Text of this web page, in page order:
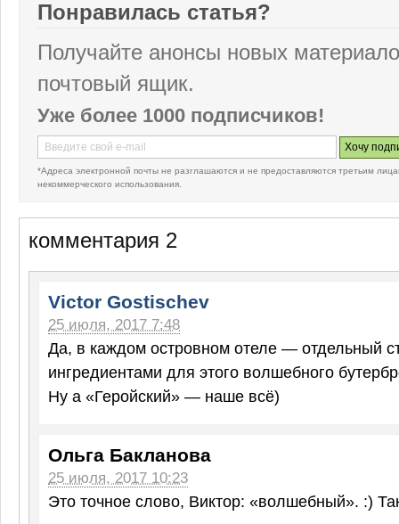
Понравилась статья?
Получайте анонсы новых
почтовый ящик.
Уже более 1000 подписчиков!
*Адреса электронной почты не разглашаются и не предоставляются третьим
некоммерческого использования.
комментария 2
Victor Gostischev
25 июля, 2017 7:48
Да, в каждом островном отеле — отдельный
ингредиентами для этого волшебного
Ну а «Геройский» — наше всё)
Ольга Бакланова
25 июля, 2017 10:23
Это точное слово, Виктор: «волшебный». :)